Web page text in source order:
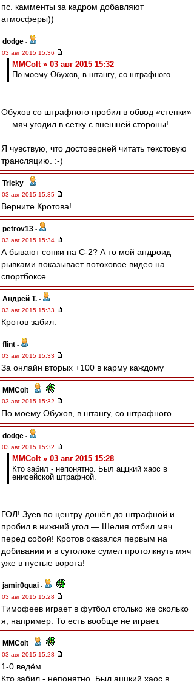
пс. камменты за кадром добавляют
атмосферы))
dodge -
03 авг 2015 15:36
MMColt » 03 авг 2015 15:32
По моему Обухов, в штангу, со штрафного.
Обухов со штрафного пробил в обвод «стенки»
— мяч угодил в сетку с внешней стороны!
Я чувствую, что достоверней читать текстовую
трансляцию. :-)
Tricky -
03 авг 2015 15:35
Верните Кротова!
petrov13 -
03 авг 2015 15:34
А бывают сопки на С-2? А то мой андроид
рывками показывает потоковое видео на
спортбоксе.
Андрей Т. -
03 авг 2015 15:33
Кротов забил.
flint -
03 авг 2015 15:33
За онлайн вторых +100 в карму каждому
MMColt -
03 авг 2015 15:32
По моему Обухов, в штангу, со штрафного.
dodge -
03 авг 2015 15:32
MMColt » 03 авг 2015 15:28
Кто забил - непонятно. Был аццкий хаос в
енисейской штрафной.
ГОЛ! Зуев по центру дошёл до штрафной и
пробил в нижний угол — Шелия отбил мяч
перед собой! Кротов оказался первым на
добивании и в сутолоке сумел протолкнуть мяч
уже в пустые ворота!
jamir0quai -
03 авг 2015 15:28
Тимофеев играет в футбол столько же сколько
я, например. То есть вообще не играет.
MMColt -
03 авг 2015 15:28
1-0 ведём.
Кто забил - непонятно. Был аццкий хаос в